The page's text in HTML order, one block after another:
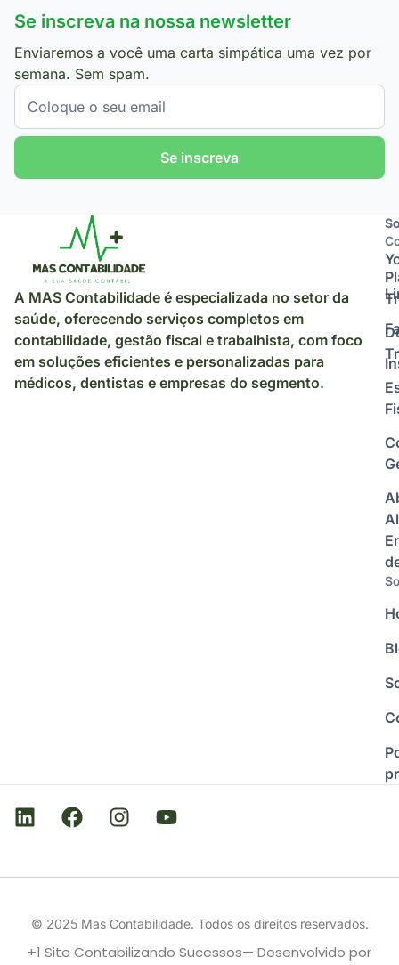
Se inscreva na nossa newsletter
Enviaremos a você uma carta simpática uma vez por
semana. Sem spam.
Se inscreva
A MAS Contabilidade é especializada no setor da
saúde, oferecendo serviços completos em
contabilidade, gestão fiscal e trabalhista, com foco
em soluções eficientes e personalizadas para
médicos, dentistas e empresas do segmento.
© 2025 Mas Contabilidade. Todos os direitos reservados.
+1 Site Contabilizando Sucessos— Desenvolvido por